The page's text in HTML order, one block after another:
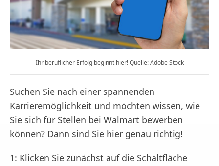
Ihr beruflicher Erfolg beginnt hier! Quelle: Adobe Stock
Suchen Sie nach einer spannenden
Karrieremöglichkeit und möchten wissen, wie
Sie sich für Stellen bei Walmart bewerben
können? Dann sind Sie hier genau richtig!
1: Klicken Sie zunächst auf die Schaltfläche